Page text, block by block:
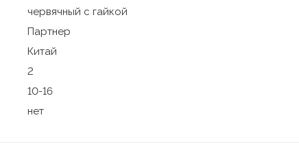
червячный с гайкой
Партнер
Китай
2
10-16
нет